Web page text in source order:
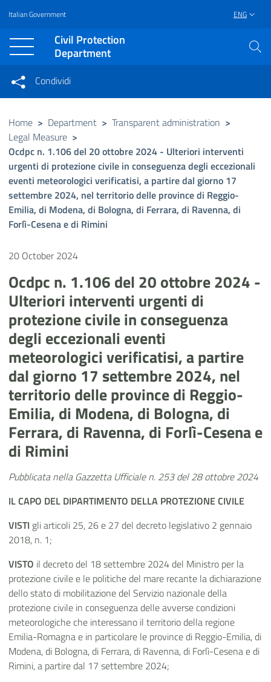
Vai al contenuto principale
Raggiungi il piè di pagina
Italian Government ENG
Civil Protection
Department
Condividi su Facebook
Condividi su Twitter
Condividi
Condividi sui social network
Home > Department > Transparent administration >
Legal Measure >
Ocdpc n. 1.106 del 20 ottobre 2024 - Ulteriori interventi
urgenti di protezione civile in conseguenza degli eccezionali
eventi meteorologici verificatisi, a partire dal giorno 17
settembre 2024, nel territorio delle province di Reggio-
Emilia, di Modena, di Bologna, di Ferrara, di Ravenna, di
Forlì-Cesena e di Rimini
20 October 2024
Ocdpc n. 1.106 del 20 ottobre 2024 -
Ulteriori interventi urgenti di
protezione civile in conseguenza
degli eccezionali eventi
meteorologici verificatisi, a partire
dal giorno 17 settembre 2024, nel
territorio delle province di Reggio-
Emilia, di Modena, di Bologna, di
Ferrara, di Ravenna, di Forlì-Cesena e
di Rimini
Pubblicata nella Gazzetta Ufficiale n. 253 del 28 ottobre 2024
IL CAPO DEL DIPARTIMENTO DELLA PROTEZIONE CIVILE
VISTI gli articoli 25, 26 e 27 del decreto legislativo 2 gennaio
2018, n. 1;
VISTO il decreto del 18 settembre 2024 del Ministro per la
protezione civile e le politiche del mare recante la dichiarazione
dello stato di mobilitazione del Servizio nazionale della
protezione civile in conseguenza delle avverse condizioni
meteorologiche che interessano il territorio della regione
Emilia-Romagna e in particolare le province di Reggio-Emilia, di
Modena, di Bologna, di Ferrara, di Ravenna, di Forlì-Cesena e di
Rimini, a partire dal 17 settembre 2024;